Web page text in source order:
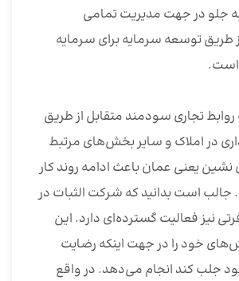
جلو در جهت مدیریت تمامی
طریق توسعه سرمایه برای سرمایه
است.
تجاری سودمند متقابل از طریق
در املاک و سایر بخش‌های مرتبط
یعنی عمان باعث ادامه روند کار
است بدانید که شرکت الثبات در
نیز فعالیت گسترده‌ای دارد. این
خود را در جهت اینکه رضایت
جلب کند انجام می‌دهد‌. در واقع